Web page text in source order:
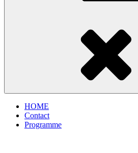
HOME
Contact
Programme